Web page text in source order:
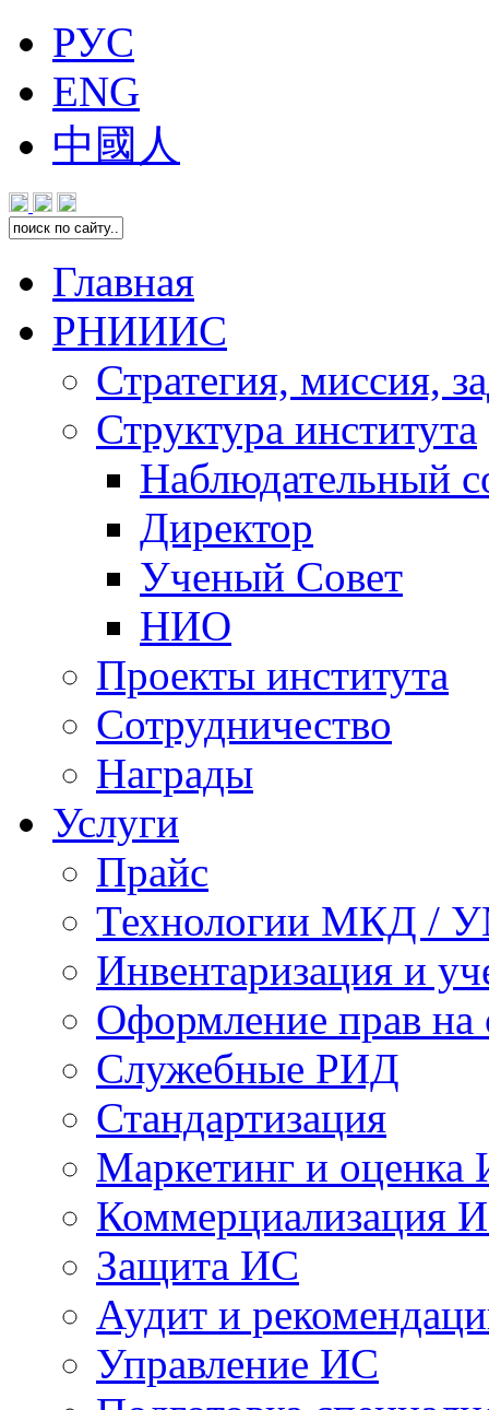
РУС
ENG
中國人
Главная
РНИИИС
Стратегия, миссия,
Структура института
Наблюдательный
Директор
Ученый Совет
НИО
Проекты института
Сотрудничество
Награды
Услуги
Прайс
Технологии МКД /
Инвентаризация и
Оформление прав
Служебные РИД
Стандартизация
Маркетинг и оценка
Коммерциализация
Защита ИС
Аудит и
Управление ИС